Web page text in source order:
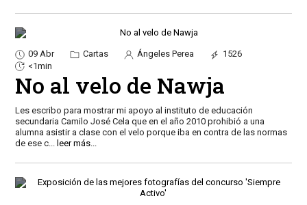
09 Abr Cartas Ángeles Perea
1526
<1min
No al velo de Nawja
Les escribo para mostrar mi apoyo al instituto de educación
secundaria Camilo José Cela que en el año 2010 prohibió a una
alumna asistir a clase con el velo porque iba en contra de las normas
de ese c... leer más...